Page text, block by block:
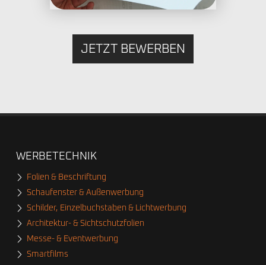
JETZT BEWERBEN
WERBETECHNIK
Folien & Beschriftung
Schaufenster & Außenwerbung
Schilder, Einzelbuchstaben & Lichtwerbung
Architektur- & Sichtschutzfolien
Messe- & Eventwerbung
Smartfilms